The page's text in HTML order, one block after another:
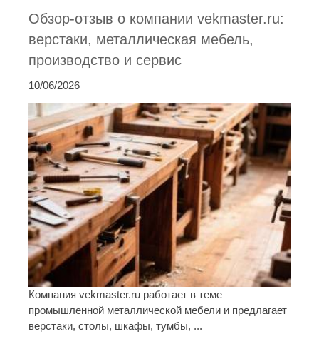
Обзор-отзыв о компании vekmaster.ru:
верстаки, металлическая мебель,
производство и сервис
10/06/2026
Компания vekmaster.ru работает в теме
промышленной металлической мебели и предлагает
верстаки, столы, шкафы, тумбы, ...